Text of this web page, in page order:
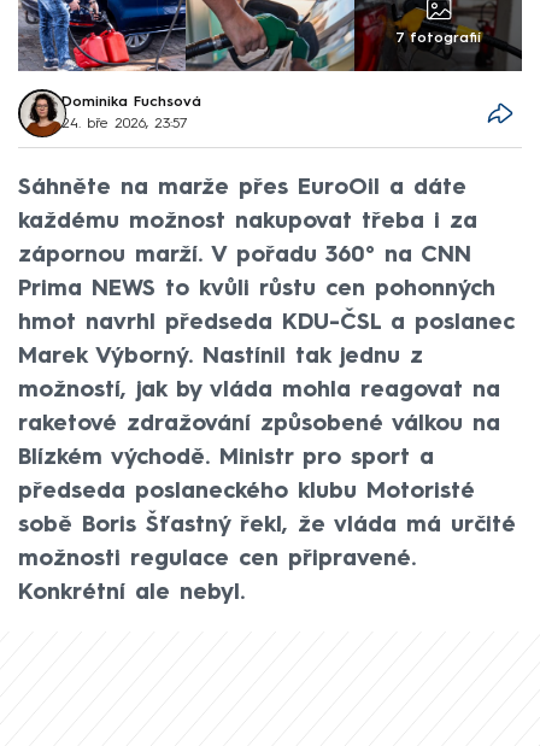
7 fotografií
Dominika Fuchsová
24. bře 2026, 23:57
Sáhněte na marže přes EuroOil a dáte
každému možnost nakupovat třeba i za
zápornou marží. V pořadu 360° na CNN
Prima NEWS to kvůli růstu cen pohonných
hmot navrhl předseda KDU-ČSL a poslanec
Marek Výborný. Nastínil tak jednu z
možností, jak by vláda mohla reagovat na
raketové zdražování způsobené válkou na
Blízkém východě. Ministr pro sport a
předseda poslaneckého klubu Motoristé
sobě Boris Šťastný řekl, že vláda má určité
možnosti regulace cen připravené.
Konkrétní ale nebyl.